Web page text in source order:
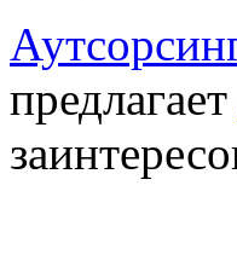
предлагает